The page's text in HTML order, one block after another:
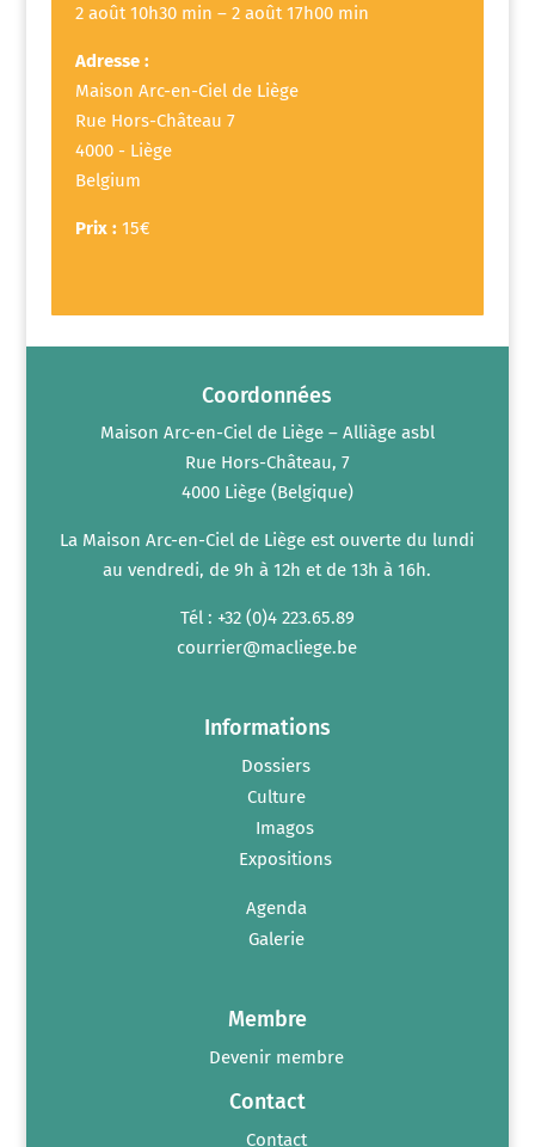
2 août 10h30 min – 2 août 17h00 min
Adresse :
Maison Arc-en-Ciel de Liège
Rue Hors-Château 7
4000 - Liège
Belgium
Prix : 15€
Coordonnées
Maison Arc-en-Ciel de Liège – Alliàge asbl
Rue Hors-Château, 7
4000 Liège (Belgique)
La Maison Arc-en-Ciel de Liège est ouverte du lundi
au vendredi, de 9h à 12h et de 13h à 16h.
Tél : +32 (0)4 223.65.89
courrier@macliege.be
Informations
Dossiers
Culture
Imagos
Expositions
Agenda
Galerie
Membre
Devenir membre
Contact
Contact